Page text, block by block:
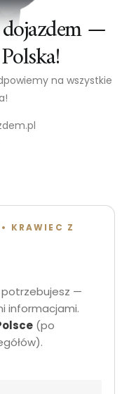
KRAWIEC Z
potrzebujesz —
informacjami.
(po
—
na wszystkie